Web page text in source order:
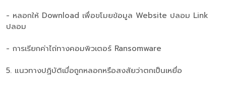
- หลอกให้ Download เพื่อขโมยข้อมูล Website ปลอม Link
ปลอม
- การเรียกค่าไถ่ทางคอมพิวเตอร์ Ransomware
5. แนวทางปฏิบัติเมื่อถูกหลอกหรือสงสัยว่าตกเป็นเหยื่อ